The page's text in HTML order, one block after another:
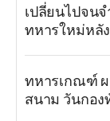
เปลี่ยนไปจน
ทหารใหม่หลั
ทหารเกณฑ์
สนาม วันกอ